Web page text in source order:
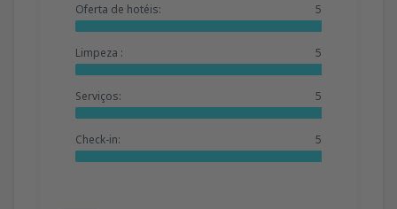
Oferta de hotéis: 5
Limpeza : 5
Serviços: 5
Check-in: 5